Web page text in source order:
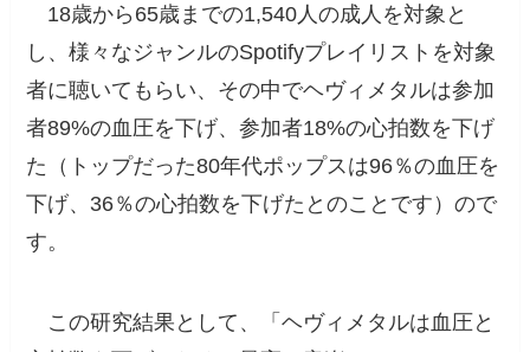
18歳から65歳までの1,540人の成人を対象と
し、様々なジャンルのSpotifyプレイリストを対象
者に聴いてもらい、その中でヘヴィメタルは参加
者89%の血圧を下げ、参加者18%の心拍数を下げ
た（トップだった80年代ポップスは96％の血圧を
下げ、36％の心拍数を下げたとのことです）ので
す。
この研究結果として、「ヘヴィメタルは血圧と